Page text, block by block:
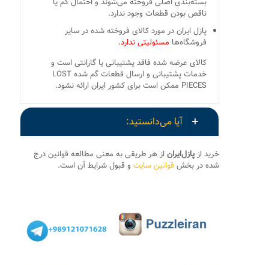
ناقص بودن قطعات وجود ندارد.
پازل ایران در مورد کالای فروخته شده در سایر
فروشگاه‌ها مسئولیتی ندارد.
کالای عرضه شده فاقد پشتیبانی یا گارانتی است و
خدمات پشتیبانی و ارسال قطعات گم شده LOST
PIECES ممکن است برای کشور ایران ارائه نشود.
آیا می‌دانستید:
خرید از پازل‌ایران از هر طریقی به معنی مطالعه قوانین درج
شده در بخش قوانین سایت و قبول شرایط آن است.